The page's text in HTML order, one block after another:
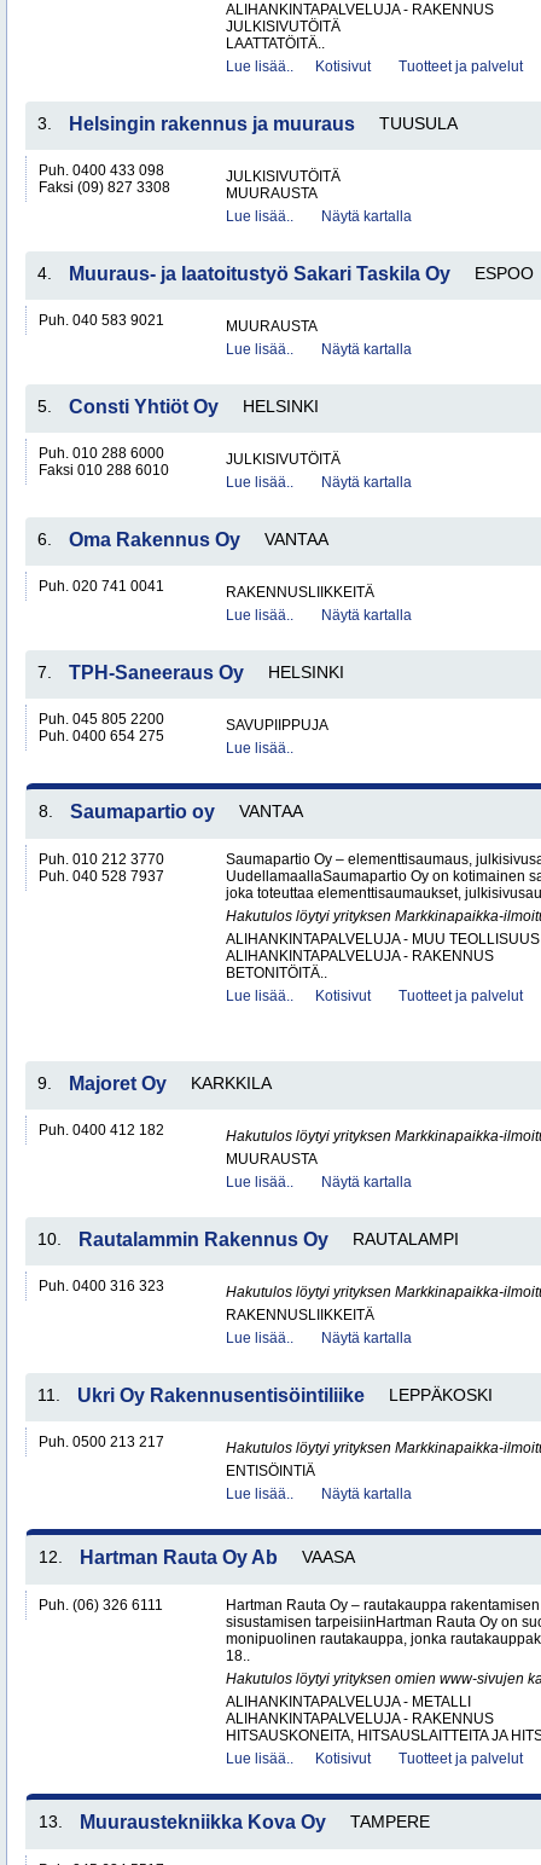
ALIHANKINTAPALVELUJA - RAKENNUS
JULKISIVUTÖITÄ
LAATTATÖITÄ..
Lue lisää..
Kotisivut Tuotteet ja palvelut
3. Helsingin rakennus ja muuraus TUUSULA
Puh. 0400 433 098
Faksi (09) 827 3308
JULKISIVUTÖITÄ
MUURAUSTA
Lue lisää..
Näytä kartalla
4. Muuraus- ja laatoitustyö Sakari Taskila Oy ESPOO
Puh. 040 583 9021
MUURAUSTA
Lue lisää..
Näytä kartalla
5. Consti Yhtiöt Oy HELSINKI
Puh. 010 288 6000
Faksi 010 288 6010
JULKISIVUTÖITÄ
Lue lisää..
Näytä kartalla
6. Oma Rakennus Oy VANTAA
Puh. 020 741 0041
RAKENNUSLIIKKEITÄ
Lue lisää..
Näytä kartalla
7. TPH-Saneeraus Oy HELSINKI
Puh. 045 805 2200
Puh. 0400 654 275
SAVUPIIPPUJA
Lue lisää..
8. Saumapartio oy VANTAA
Puh. 010 212 3770
Puh. 040 528 7937
Saumapartio Oy – elementtisaumaus,
UudellamaallaSaumapartio Oy on kotimainen
joka toteuttaa elementtisaumaukset,
Hakutulos löytyi yrityksen Markkinapaikka-
ALIHANKINTAPALVELUJA - MUU TEOLLISUUS
ALIHANKINTAPALVELUJA - RAKENNUS
BETONITÖITÄ..
Lue lisää..
Kotisivut Tuotteet ja palvelut
9. Majoret Oy KARKKILA
Puh. 0400 412 182
Hakutulos löytyi yrityksen Markkinapaikka-
MUURAUSTA
Lue lisää..
Näytä kartalla
10. Rautalammin Rakennus Oy RAUTALAMPI
Puh. 0400 316 323
Hakutulos löytyi yrityksen Markkinapaikka-
RAKENNUSLIIKKEITÄ
Lue lisää..
Näytä kartalla
11. Ukri Oy Rakennusentisöintiliike LEPPÄKOSKI
Puh. 0500 213 217
Hakutulos löytyi yrityksen Markkinapaikka-
ENTISÖINTIÄ
Lue lisää..
Näytä kartalla
12. Hartman Rauta Oy Ab VAASA
Puh. (06) 326 6111
Hartman Rauta Oy – rautakauppa
sisustamisen tarpeisiinHartman Rauta Oy on
monipuolinen rautakauppa, jonka
18..
Hakutulos löytyi yrityksen omien www-sivujen
ALIHANKINTAPALVELUJA - METALLI
ALIHANKINTAPALVELUJA - RAKENNUS
HITSAUSKONEITA, HITSAUSLAITTEITA JA
Lue lisää..
Kotisivut Tuotteet ja palvelut
13. Muuraustekniikka Kova Oy TAMPERE